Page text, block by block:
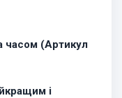
часом (Артикул
і